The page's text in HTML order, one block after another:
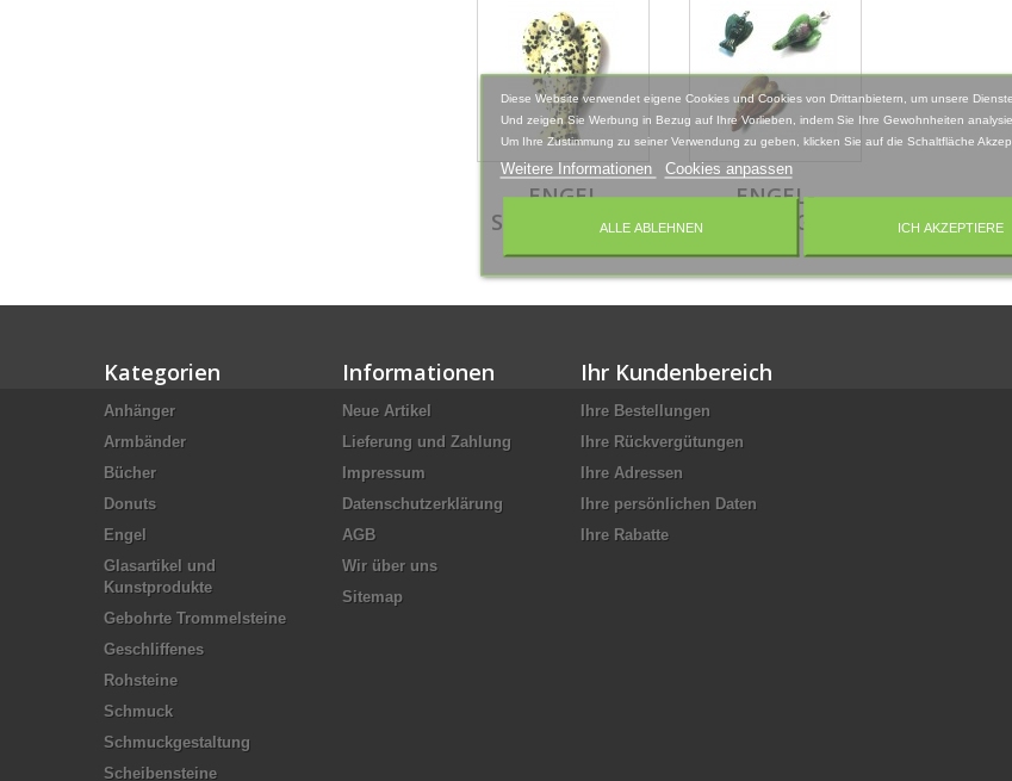
ENGEL
STANDENGEL
ENGEL-
ANHÄNGER
Kategorien
Anhänger
Armbänder
Bücher
Donuts
Engel
Glasartikel und
Kunstprodukte
Gebohrte Trommelsteine
Geschliffenes
Rohsteine
Schmuck
Schmuckgestaltung
Scheibensteine
Informationen
Neue Artikel
Lieferung und Zahlung
Impressum
Datenschutzerklärung
AGB
Wir über uns
Sitemap
Ihr Kundenbereich
Ihre Bestellungen
Ihre Rückvergütungen
Ihre Adressen
Ihre persönlichen Daten
Ihre Rabatte
Diese Website verwendet eigene Cookies und Cookies von Drittanbietern, um unsere
Und zeigen Sie Werbung in Bezug auf Ihre Vorlieben, indem Sie Ihre Gewohnheiten
Um Ihre Zustimmung zu seiner Verwendung zu geben, klicken Sie auf die Schaltfläche
Weitere Informationen Cookies anpassen
ALLE ABLEHNEN ICH AKZEPTIERE